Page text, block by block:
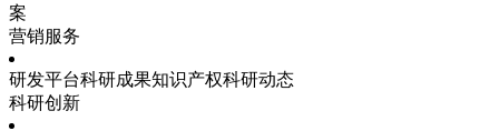
案
营销服务
研发平台科研成果知识产权科研动态
科研创新